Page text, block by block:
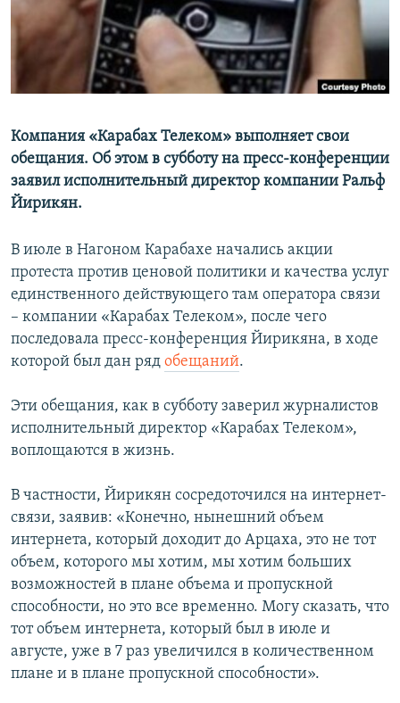
Հայերեն
English
Русский
Все сайты Радио Азатутюн
Компания «Карабах Телеком» выполняет свои
обещания. Об этом в субботу на пресс-конференции
заявил исполнительный директор компании Ральф
Йирикян.
В июле в Нагоном Карабахе начались акции
протеста против ценовой политики и качества услуг
единственного действующего там оператора связи
– компании «Карабах Телеком», после чего
последовала пресс-конференция Йирикяна, в ходе
которой был дан ряд обещаний.
Эти обещания, как в субботу заверил журналистов
исполнительный директор «Карабах Телеком»,
воплощаются в жизнь.
В частности, Йирикян сосредоточился на интернет-
связи, заявив: «Конечно, нынешний объем
интернета, который доходит до Арцаха, это не тот
объем, которого мы хотим, мы хотим больших
возможностей в плане объема и пропускной
способности, но это все временно. Могу сказать, что
тот объем интернета, который был в июле и
августе, уже в 7 раз увеличился в количественном
плане и в плане пропускной способности».